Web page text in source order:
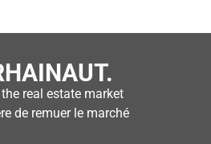
real estate market
de remuer le marché